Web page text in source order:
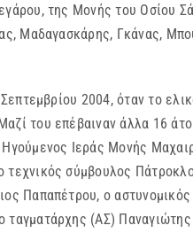
της Μονής του Οσίου
Μαδαγασκάρης, Γκάνας,
2004, όταν το
του επέβαιναν άλλα 16
Ιεράς Μονής
σύμβουλος
Παπαπέτρου, ο
ταγματάρχης (ΑΣ)